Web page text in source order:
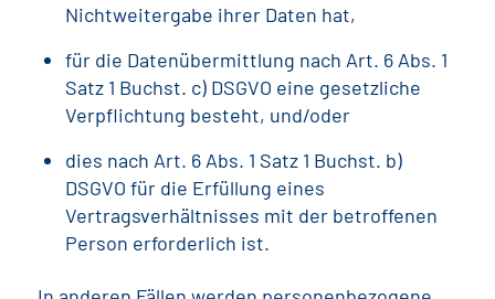
Nichtweitergabe ihrer Daten hat,
für die Datenübermittlung nach Art. 6 Abs. 1
Satz 1 Buchst. c) DSGVO eine gesetzliche
Verpflichtung besteht, und/oder
dies nach Art. 6 Abs. 1 Satz 1 Buchst. b)
DSGVO für die Erfüllung eines
Vertragsverhältnisses mit der betroffenen
Person erforderlich ist.